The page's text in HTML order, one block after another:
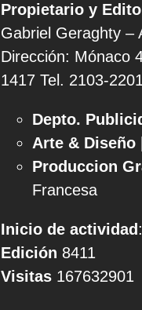
Propietario y
Gabriel Geraghty –
Dirección: Mónaco
1417 Tel. 2103-
Depto.
Arte & Diseño |
Produccion
Francesa
Inicio de actividad
Edición 8411
Visitas 167632901